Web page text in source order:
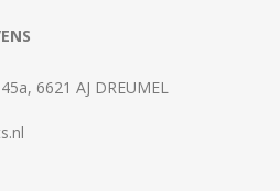
6621 AJ DREUMEL